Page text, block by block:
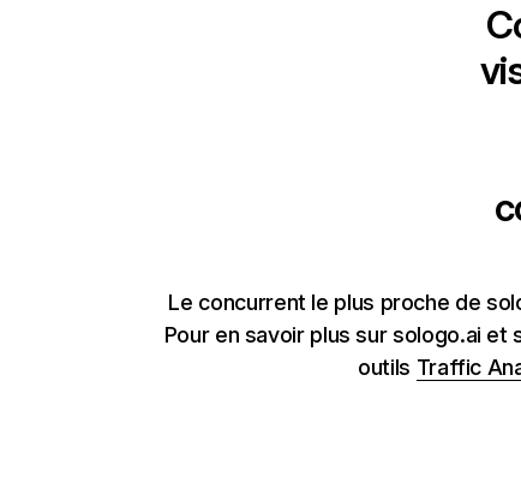
Le concurrent le plus proche de
Pour en savoir plus sur sologo.ai
outils Traffic